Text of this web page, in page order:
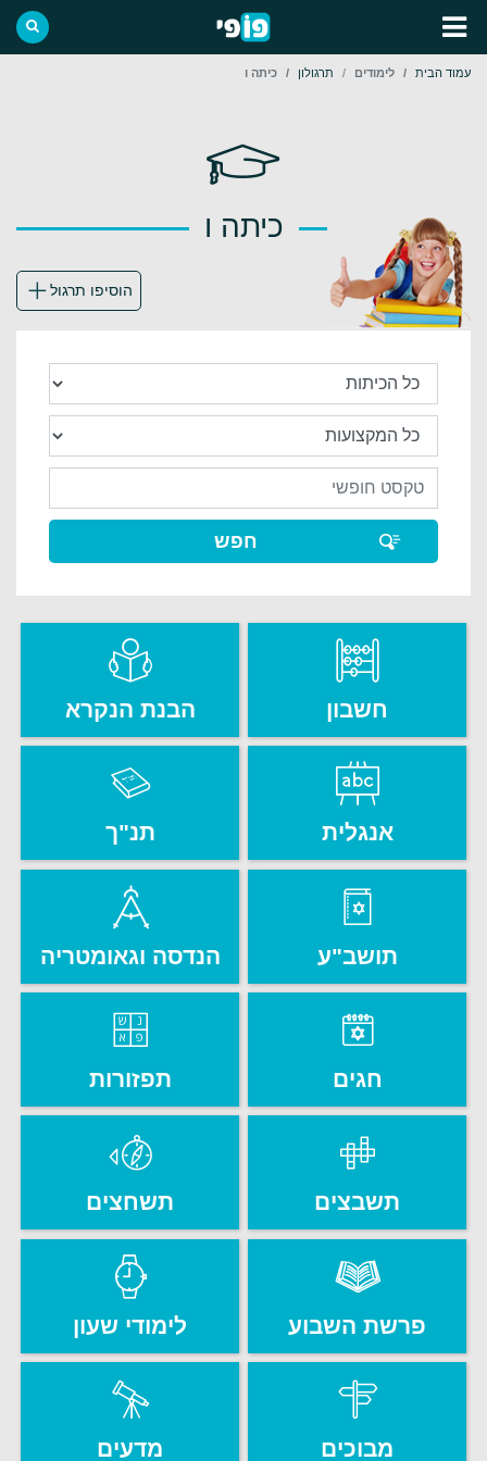
עמוד הבית לימודים תרגולון כיתה ו
כיתה ו
הוסיפו תרגול
חשבון הבנת הנקרא
אנגלית תנ"ך
תושב"ע הנדסה וגאומטריה
חגים תפזורות
תשבצים תשחצים
פרשת השבוע לימודי שעון
מבוכים מדעים